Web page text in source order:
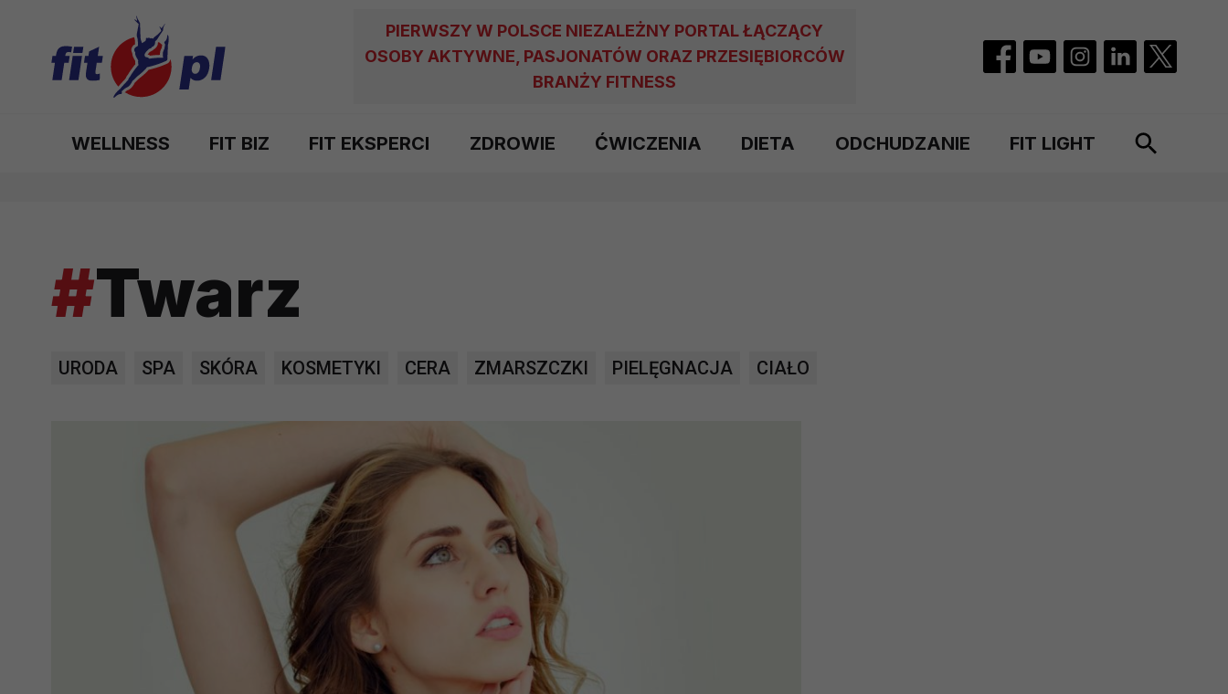
PIERWSZY W POLSCE NIEZALEŻNY PORTAL ŁĄCZĄCY
OSOBY AKTYWNE, PASJONATÓW ORAZ PRZESIĘBIORCÓW
BRANŻY FITNESS
WELLNESS FIT BIZ FIT EKSPERCI ZDROWIE ĆWICZENIA DIETA ODCHUDZANIE FIT LIGHT
#Twarz
URODA SPA SKÓRA KOSMETYKI CERA ZMARSZCZKI PIELĘGNACJA CIAŁO